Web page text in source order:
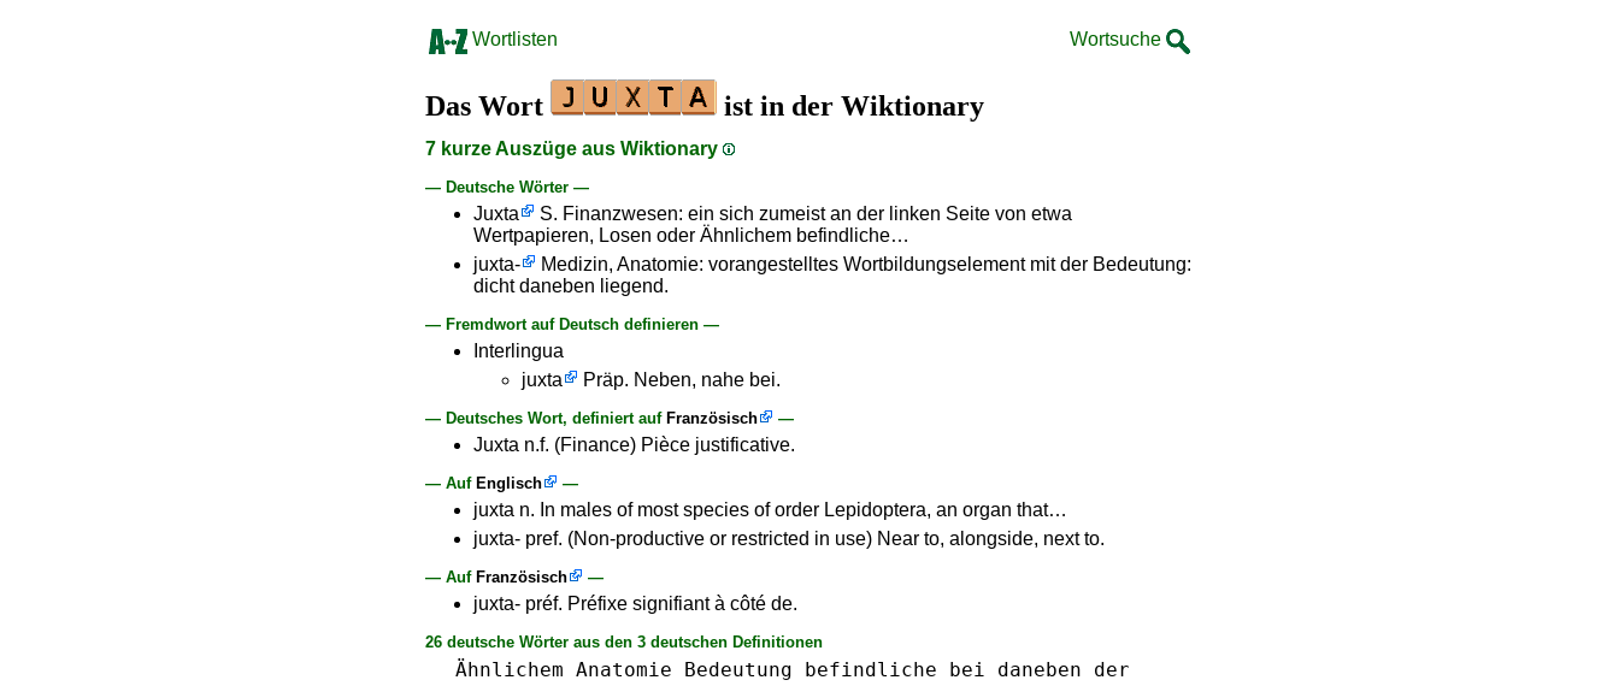
Wortlisten Wortsuche
Das Wort ist in der Wiktionary
7 kurze Auszüge aus Wiktionary
— Deutsche Wörter —
Juxta
S. Finanzwesen: ein sich zumeist an der linken Seite von etwa
Wertpapieren, Losen oder Ähnlichem befindliche…
juxta-
Medizin, Anatomie: vorangestelltes Wortbildungselement mit der Bedeutung:
dicht daneben liegend.
— Fremdwort auf Deutsch definieren —
Interlingua
juxta
Präp. Neben, nahe bei.
— Deutsches Wort, definiert auf Französisch —
Juxta n.f. (Finance) Pièce justificative.
— Auf Englisch —
juxta n. In males of most species of order Lepidoptera, an organ that…
juxta- pref. (Non-productive or restricted in use) Near to, alongside, next to.
— Auf Französisch —
juxta- préf. Préfixe signifiant à côté de.
26 deutsche Wörter aus den 3 deutschen Definitionen
Ähnlichem Anatomie Bedeutung befindliche bei daneben
der